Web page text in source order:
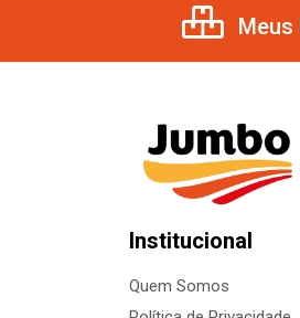
Meus
Institucional
Quem Somos